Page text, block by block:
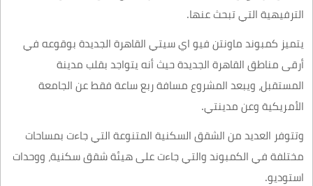
الترفيهية التي تبحث عنها.
يتميز كمبوند ماونتن فيو اي سيتي القاهرة الجديدة بوقوعه في
أرقى مناطق القاهرة الجديدة حيث أنه يتواجد بقلب مدينة
المستقبل، ويبعد المشروع مسافة ربع ساعة فقط عن الجامعة
الأمريكية وعن مدينتي.
وتتوفر العديد من الشقق السكنية المتنوعة التي جاءت بمساحات
مختلفة في الكمبوند والتي جاءت على هيئة شقق سكنية، ووحدات
استوديو.